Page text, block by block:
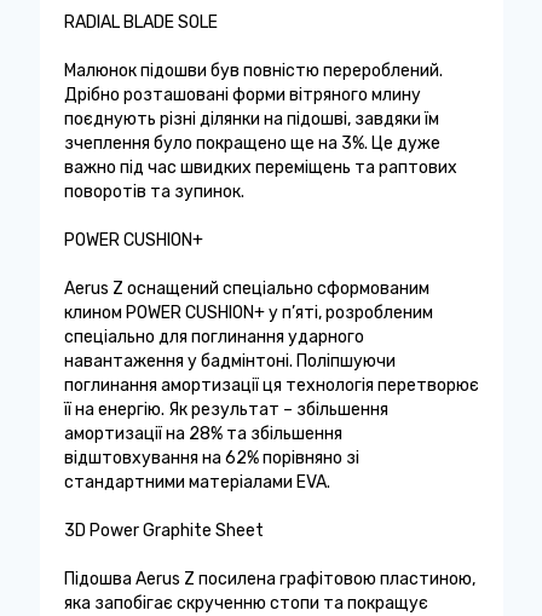
RADIAL BLADE SOLE
Малюнок підошви був повністю перероблений.
Дрібно розташовані форми вітряного млину
поєднують різні ділянки на підошві, завдяки їм
зчеплення було покращено ще на 3%. Це дуже
важно під час швидких переміщень та раптових
поворотів та зупинок.
POWER CUSHION+
Aerus Z оснащений спеціально сформованим
клином POWER CUSHION+ у п’яті, розробленим
спеціально для поглинання ударного
навантаження у бадмінтоні. Поліпшуючи
поглинання амортизації ця технологія перетворює
її на енергію. Як результат – збільшення
амортизації на 28% та збільшення
відштовхування на 62% порівняно зі
стандартними матеріалами EVA.
3D Power Graphite Sheet
Підошва Aerus Z посилена графітовою пластиною,
яка запобігає скрученню стопи та покращує